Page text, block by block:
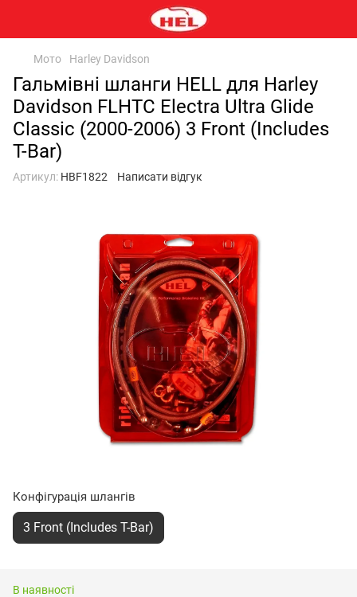
Мото Harley Davidson
Гальмівні шланги HELL для Harley
Davidson FLHTC Electra Ultra Glide
Classic (2000-2006) 3 Front (Includes
T-Bar)
Артикул: HBF1822 Написати відгук
Конфігурація шлангів
3 Front (Includes T-Bar)
В наявності